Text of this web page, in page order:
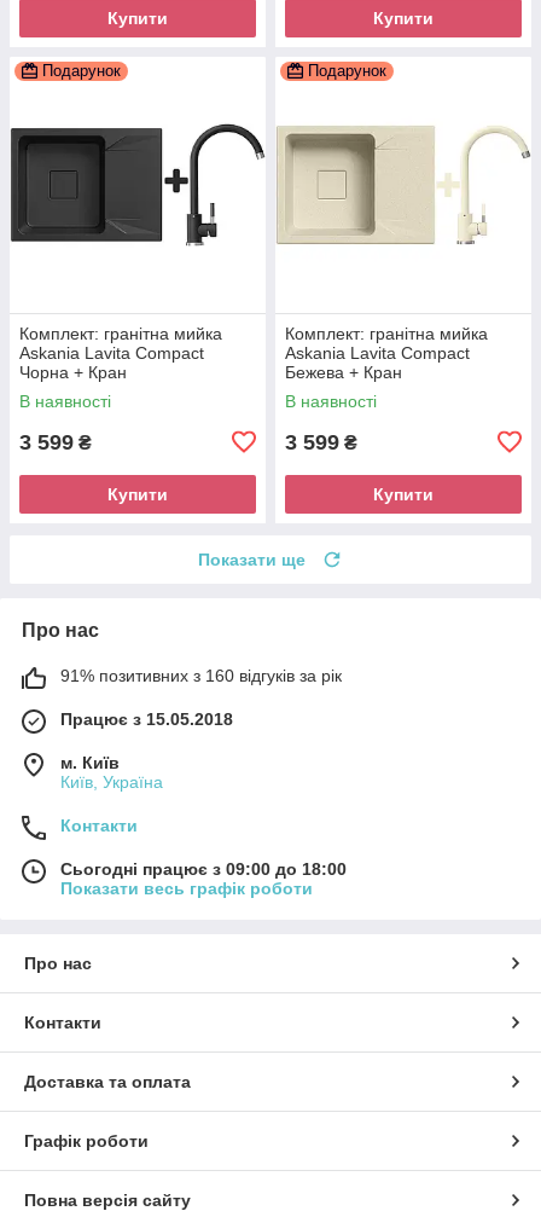
Купити Купити
Подарунок
Комплект: гранітна мийка
Askania Lavita Compact
Чорна + Кран
В наявності
3 599 ₴
Купити
Подарунок
Комплект: гранітна мийка
Askania Lavita Compact
Бежева + Кран
В наявності
3 599 ₴
Купити
Показати ще
Про нас
91% позитивних з 160 відгуків за рік
Працює з 15.05.2018
м. Київ
Київ, Україна
Контакти
Сьогодні працює з 09:00 до 18:00
Показати весь графік роботи
Про нас
Контакти
Доставка та оплата
Графік роботи
Повна версія сайту